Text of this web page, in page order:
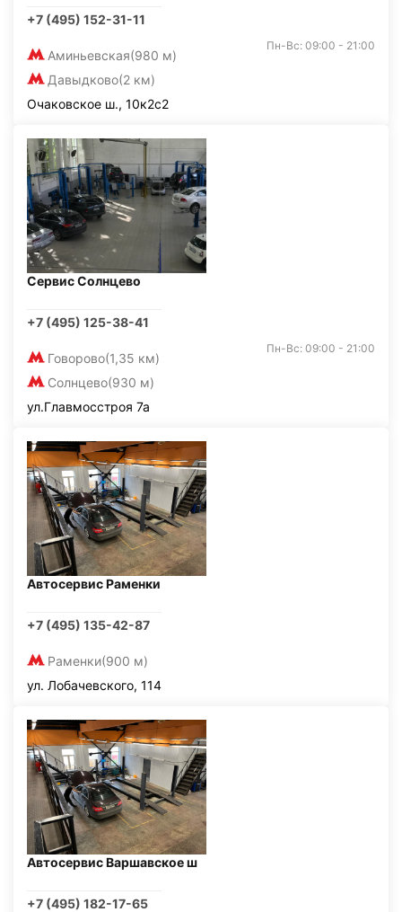
+7 (495) 152-31-11
Аминьевская(980 м)
Давыдково(2 км)
Пн-Вс: 09:00 - 21:00
Очаковское ш., 10к2с2
Сервис Солнцево
+7 (495) 125-38-41
Говорово(1,35 км)
Солнцево(930 м)
Пн-Вс: 09:00 - 21:00
ул.Главмосстроя 7а
Автосервис Раменки
+7 (495) 135-42-87
Раменки(900 м)
ул. Лобачевского, 114
Автосервис Варшавское ш
+7 (495) 182-17-65